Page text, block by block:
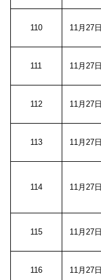
110 11月27日
111 11月27日
112 11月27日
113 11月27日
114 11月27日
115 11月27日
116 11月27日